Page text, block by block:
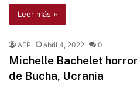
Leer más »
AFP abril 4, 2022 0
Michelle Bachelet
de Bucha, Ucrania